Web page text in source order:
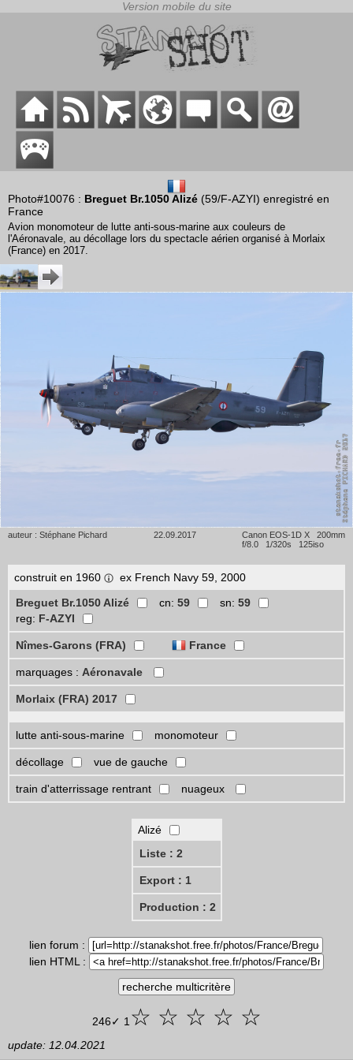
Photo#10076 : Breguet Br.1050 Alizé (59/F-AZYI) enregistré en
France
Avion monomoteur de lutte anti-sous-marine aux couleurs de
l'Aéronavale, au décollage lors du spectacle aérien organisé à Morlaix
(France) en 2017.
auteur : Stéphane Pichard 22.09.2017
Canon EOS-1D X 200mm
f/8.0 1/320s 125iso
construit en 1960
ex French Navy 59, 2000
Breguet Br.1050 Alizé
cn: 59 sn: 59
reg: F-AZYI
Nîmes-Garons (FRA) France
marquages : Aéronavale
Morlaix (FRA) 2017
lutte anti-sous-marine monomoteur
décollage vue de gauche
train d'atterrissage rentrant nuageux
Alizé
Liste : 2
Export : 1
Production : 2
lien forum :
lien HTML :
246✓ 1 ☆ ☆ ☆ ☆ ☆
update: 12.04.2021